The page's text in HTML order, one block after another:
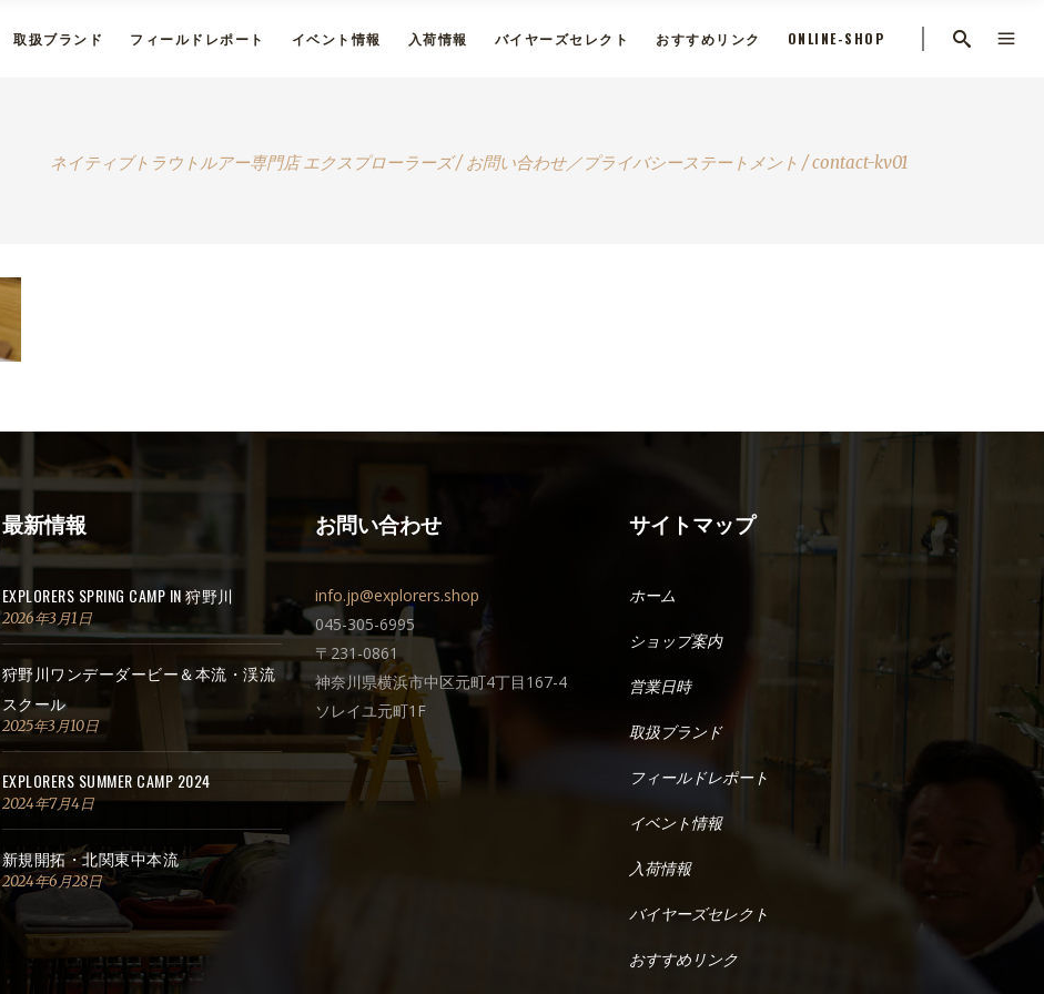
取扱ブランド フィールドレポート イベント情報 入荷情報 バイヤーズセレクト おすすめリンク ONLINE-SHOP
ネイティブトラウトルアー専門店 エクスプローラーズ/ お問い合わせ／プライバシーステートメント /contact-kv01
最新情報
EXPLORERS SPRING CAMP IN 狩野川
2026年3月1日
狩野川ワンデーダービー＆本流・渓流
スクール
2025年3月10日
EXPLORERS SUMMER CAMP 2024
2024年7月4日
新規開拓・北関東中本流
2024年6月28日
お問い合わせ
info.jp@explorers.shop
045-305-6995
〒231-0861
神奈川県横浜市中区元町4丁目167-4
ソレイユ元町1F
サイトマップ
ホーム
ショップ案内
営業日時
取扱ブランド
フィールドレポート
イベント情報
入荷情報
バイヤーズセレクト
おすすめリンク